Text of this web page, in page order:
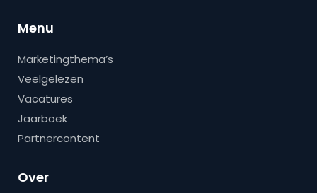
Menu
Marketingthema’s
Veelgelezen
Vacatures
Jaarboek
Partnercontent
Over